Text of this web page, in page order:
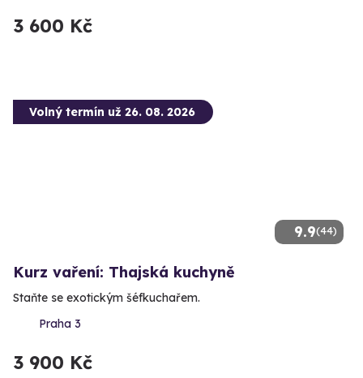
3 600 Kč
9.9(44)
Volný termín už 26. 08. 2026
Kurz vaření: Thajská kuchyně
Staňte se exotickým šéfkuchařem.
Praha 3
3 900 Kč